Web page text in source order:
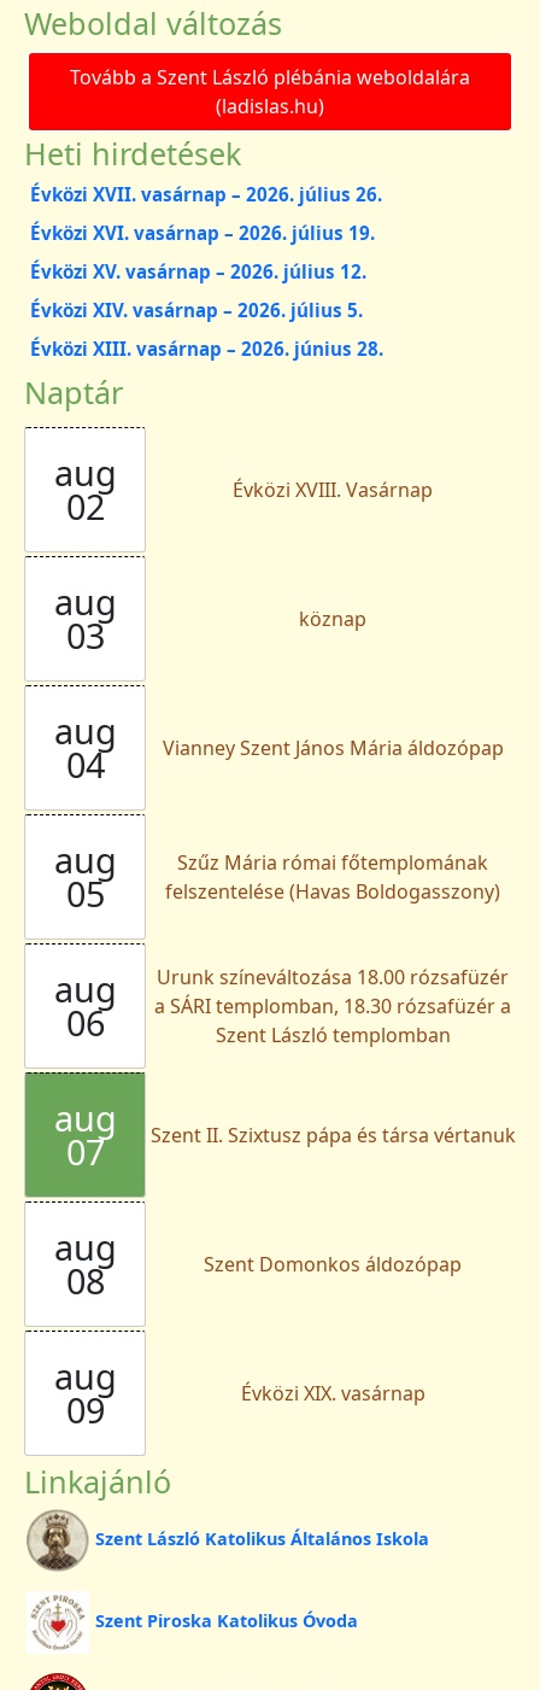
Weboldal változás
Tovább a Szent László plébánia weboldalára
(ladislas.hu)
Heti hirdetések
Évközi XVII. vasárnap – 2026. július 26.
Évközi XVI. vasárnap – 2026. július 19.
Évközi XV. vasárnap – 2026. július 12.
Évközi XIV. vasárnap – 2026. július 5.
Évközi XIII. vasárnap – 2026. június 28.
Naptár
aug
02 Évközi XVIII. Vasárnap
aug
03 köznap
aug
04 Vianney Szent János Mária áldozópap
aug
05
Szűz Mária római főtemplomának
felszentelése (Havas Boldogasszony)
aug
06
Urunk színeváltozása 18.00 rózsafüzér
a SÁRI templomban, 18.30 rózsafüzér a
Szent László templomban
aug
07 Szent II. Szixtusz pápa és társa vértanuk
aug
08 Szent Domonkos áldozópap
aug
09 Évközi XIX. vasárnap
Linkajánló
Szent László Katolikus Általános Iskola
Szent Piroska Katolikus Óvoda